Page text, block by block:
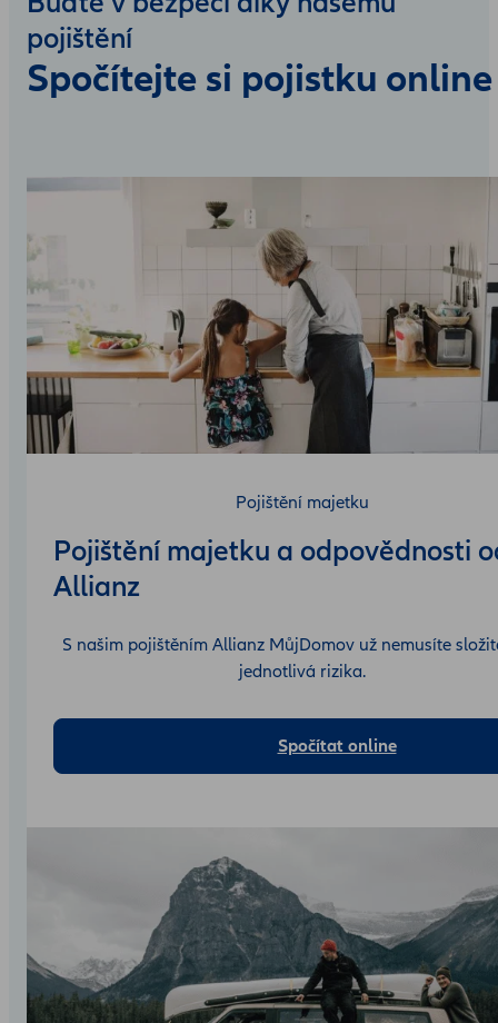
pojištění
Spočítejte si pojistku online
Pojištění majetku
Pojištění majetku a odpovědnosti
Allianz
S našim pojištěním Allianz MůjDomov už nemusíte
jednotlivá rizika.
Spočítat online